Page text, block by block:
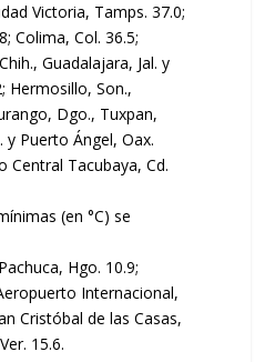
Victoria, Tamps. 37.0;
Colima, Col. 36.5;
Guadalajara, Jal. y
Hermosillo, Son.,
Dgo., Tuxpan,
y Puerto Ángel, Oax.
Central Tacubaya, Cd.
(en °C) se
Hgo. 10.9;
Internacional,
Cristóbal de las Casas,
15.6.